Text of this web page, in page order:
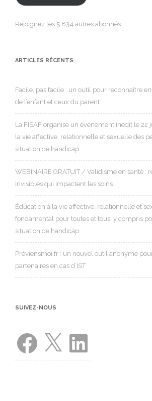
Rejoignez les 5 834 autres abonnés
ARTICLES RÉCENTS
Facile, pas facile : un outil pour reconnaître
de l’enfant et ceux du parent
La FISAF organise un événement inédit le 22
la vie affective, relationnelle et sexuelle des
situation de handicap.
WEBINAIRE GRATUIT / Validisme en santé :
invisibles qui impactent les soins
Éducation à la vie affective, relationnelle et
fondamental pour toutes et tous, y compris
situation de handicap
Préviensmoi.fr : un nouvel outil anonyme
partenaires en cas d’IST
SUIVEZ-NOUS
Facebook LinkedIn